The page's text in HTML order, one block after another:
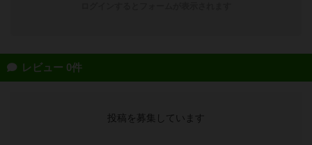
レビュー 0件
投稿を募集しています